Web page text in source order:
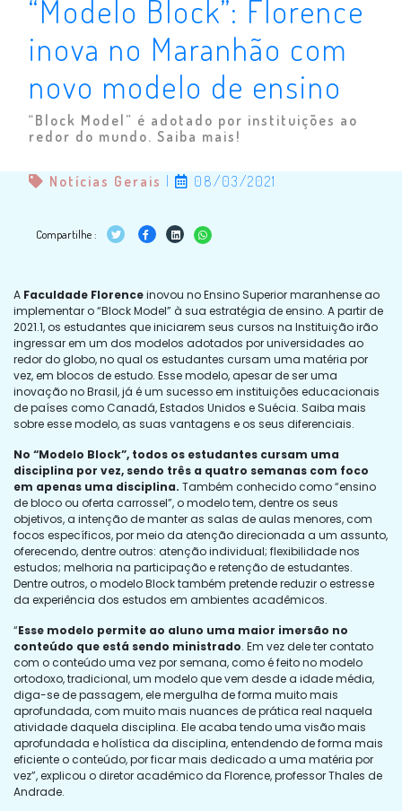
“Modelo Block”: Florence
inova no Maranhão com
novo modelo de ensino
“Block Model” é adotado por instituições ao
redor do mundo. Saiba mais!
Notícias Gerais | 08/03/2021
Compartilhe :
A Faculdade Florenceinovou no Ensino Superior maranhense ao
implementar o “Block Model” à sua estratégia de ensino. A partir de
2021.1, os estudantes que iniciarem seus cursos na Instituição irão
ingressar em um dos modelos adotados por universidades ao
redor do globo, no qual os estudantes cursam uma matéria por
vez, em blocos de estudo. Esse modelo, apesar de ser uma
inovação no Brasil, já é um sucesso em instituições educacionais
de países como Canadá, Estados Unidos e Suécia. Saiba mais
sobre esse modelo, as suas vantagens e os seus diferenciais.
No “Modelo Block”, todos os estudantes cursam uma
disciplina por vez, sendo três a quatro semanas com foco
em apenas uma disciplina. Também conhecido como “ensino
de bloco ou oferta carrossel”, o modelo tem, dentre os seus
objetivos, a intenção de manter as salas de aulas menores, com
focos específicos, por meio da atenção direcionada a um assunto,
oferecendo, dentre outros: atenção individual; flexibilidade nos
estudos; melhoria na participação e retenção de estudantes.
Dentre outros, o modelo Block também pretende reduzir o estresse
da experiência dos estudos em ambientes acadêmicos.
“Esse modelo permite ao aluno uma maior imersão no
conteúdo que está sendo ministrado. Em vez dele ter contato
com o conteúdo uma vez por semana, como é feito no modelo
ortodoxo, tradicional, um modelo que vem desde a idade média,
diga-se de passagem, ele mergulha de forma muito mais
aprofundada, com muito mais nuances de prática real naquela
atividade daquela disciplina. Ele acaba tendo uma visão mais
aprofundada e holística da disciplina, entendendo de forma mais
eficiente o conteúdo, por ficar mais dedicado a uma matéria por
vez”, explicou o diretor acadêmico da Florence, professor Thales de
Andrade.